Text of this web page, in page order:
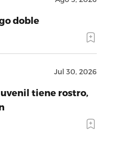
doble
Jul 30, 2026
tiene rostro,